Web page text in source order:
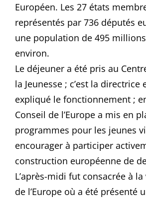
Européen. Les 27 états
représentés par 736 députés
une population de 495
environ.
Le déjeuner a été pris au
la Jeunesse ; c’est la directrice
expliqué le fonctionnement ;
Conseil de l’Europe a mis en
programmes pour les jeunes
encourager à participer
construction européenne de
L’après-midi fut consacrée à
de l’Europe où a été présenté